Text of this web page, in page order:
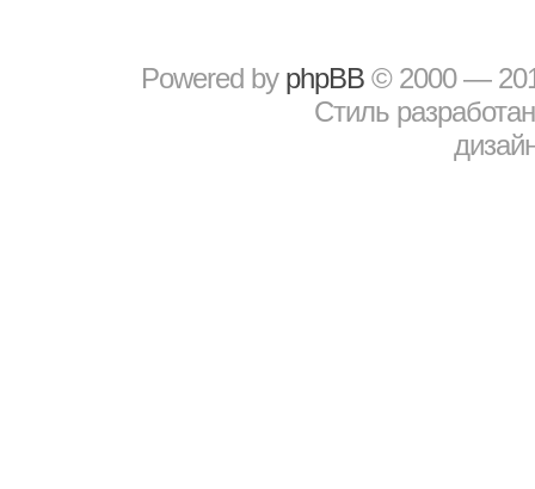
Powered by рhрBВ © 2000 —
Стиль